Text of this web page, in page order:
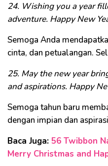
24. Wishing you a year
adventure. Happy New
Semoga Anda
cinta, dan petualangan.
25. May the new year
and aspirations. Happy
Semoga tahun baru
dengan impian dan
Baca Juga: 56 Twibbon
Merry Christmas and